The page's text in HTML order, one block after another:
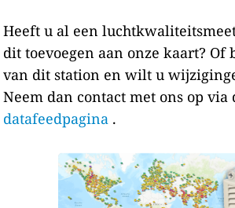
Heeft u al een
dit toevoegen aan onze kaart? Of
van dit station en wilt u
Neem dan contact met ons op via
datafeedpagina .